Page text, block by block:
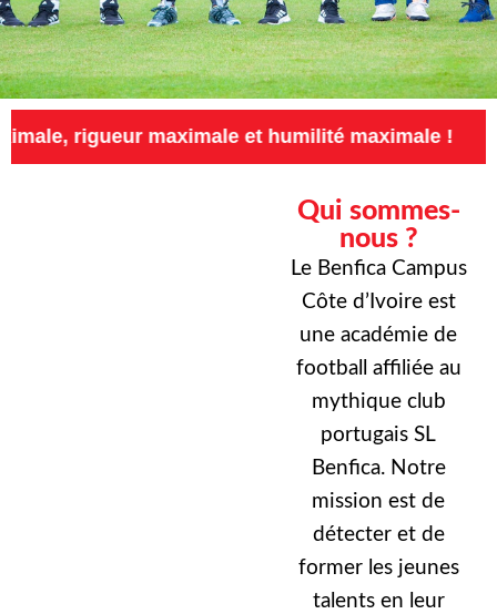
maximale et humilité maximale !
Qui sommes-
nous ?
Le Benfica Campus
Côte d’Ivoire est
une académie de
football affiliée au
mythique club
portugais SL
Benfica. Notre
mission est de
détecter et de
former les jeunes
talents en leur